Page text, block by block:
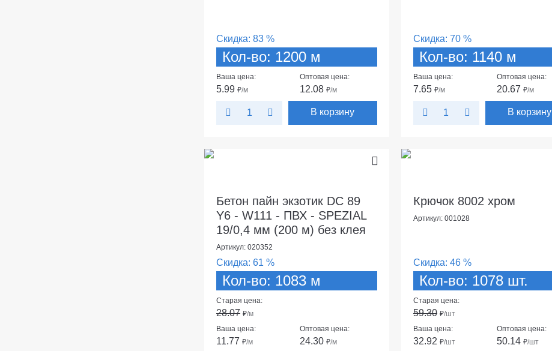
Скидка: 83 %
Кол-во: 1200 м
Ваша цена:
5.99 ₽/м
Оптовая цена:
12.08 ₽/м
В корзину
Скидка: 70 %
Кол-во: 1140 м
Ваша цена:
7.65 ₽/м
Оптовая цена:
20.67 ₽/м
В корзину
Бетон пайн экзотик DC 89
Y6 - W111 - ПВХ - SPEZIAL
19/0,4 мм (200 м) без клея
Артикул: 020352
Скидка: 61 %
Кол-во: 1083 м
Старая цена:
28.07 ₽/м
Ваша цена:
11.77 ₽/м
Оптовая цена:
24.30 ₽/м
Крючок 8002 хром
Артикул: 001028
Скидка: 46 %
Кол-во: 1078 шт.
Старая цена:
59.30 ₽/шт
Ваша цена:
32.92 ₽/шт
Оптовая цена:
50.14 ₽/шт